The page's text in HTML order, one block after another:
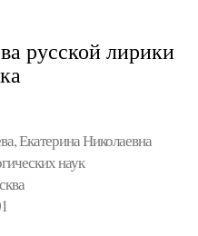
русской лирики
Екатерина Николаевна
наук